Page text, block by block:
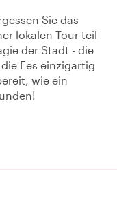
Sie das
lokalen Tour teil
der Stadt - die
Fes einzigartig
wie ein